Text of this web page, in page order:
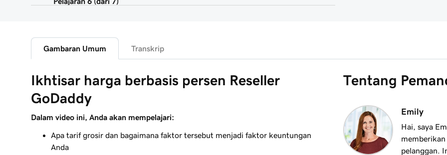
1m 58s
Ikhtisar harga berbasis persen Reseller GoDaddy
Gambaran Umum Transkrip
Ikhtisar harga berbasis persen Reseller
GoDaddy
Dalam video ini, Anda akan mempelajari:
Apa tarif grosir dan bagaimana faktor tersebut menjadi faktor keuntungan
Anda
Tentang
Emily
Hai, saya
pelanggan.